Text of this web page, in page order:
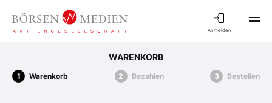
Anmelden
WARENKORB
Warenkorb Bezahlen Bestellen